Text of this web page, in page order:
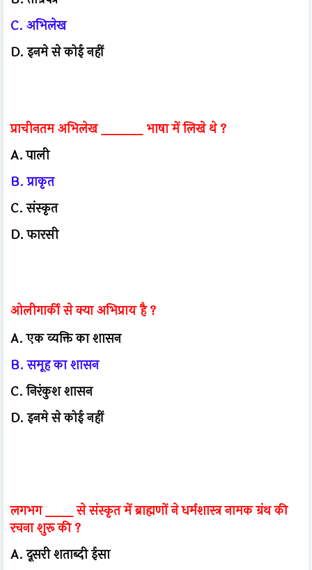
C. अभिलेख
D. इनमे से कोई नहीं
प्राचीनतम अभिलेख ______ भाषा में लिखे थे ?
A. पाली
B. प्राकृत
C. संस्कृत
D. फारसी
ओलीगार्की से क्या अभिप्राय है ?
A. एक व्यक्ति का शासन
B. समूह का शासन
C. निरंकुश शासन
D. इनमे से कोई नहीं
लगभग ____ से संस्कृत में ब्राह्मणों ने धर्मशास्त्र नामक ग्रंथ की
रचना शुरू की ?
A. दूसरी शताब्दी ईसा